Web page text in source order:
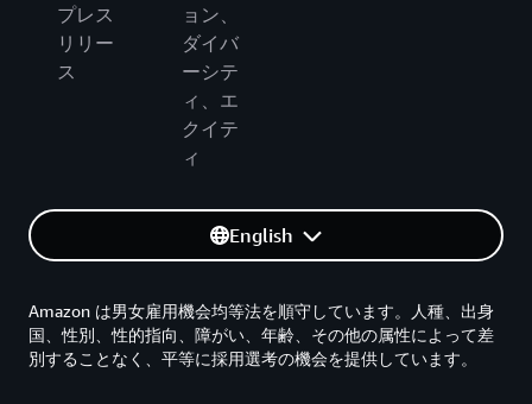
プレス
リリー
ス
ョン、
ダイバ
ーシテ
ィ、エ
クイテ
ィ
English
Amazon は男女雇用機会均等法を順守しています。人種、出身
国、性別、性的指向、障がい、年齢、その他の属性によって差
別することなく、平等に採用選考の機会を提供しています。